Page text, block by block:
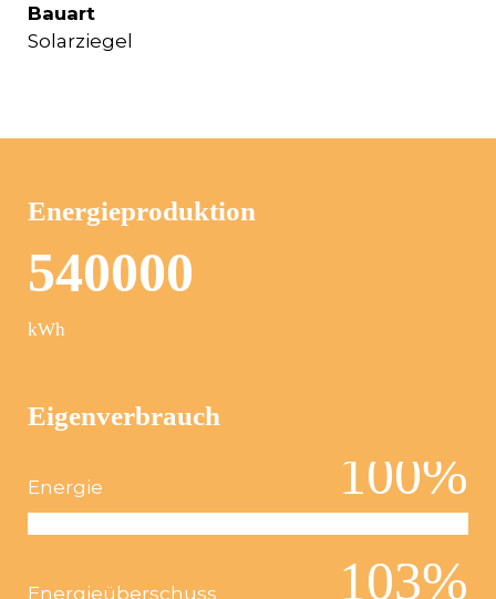
Bauart
Solarziegel
Energieproduktion
540000
kWh
Eigenverbrauch
Energie 100%
Energieüberschuss 103%